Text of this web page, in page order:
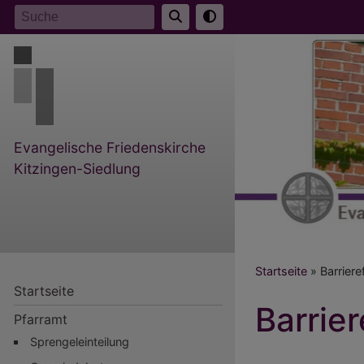
Direkt
zum
Inhalt
Evangelische Friedenskirche
Kitzingen-Siedlung
Startseite
Pfarramt
Sprengeleinteilung
Startseite